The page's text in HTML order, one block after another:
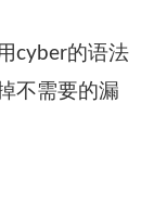
cyber的语法
不需要的漏